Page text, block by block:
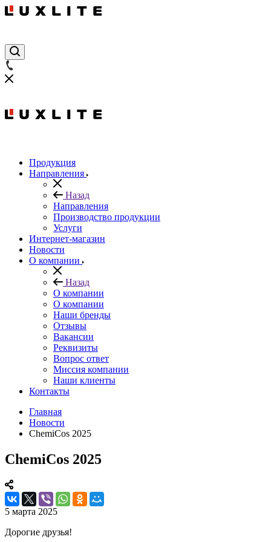
Продукция
Направления
Назад
Направления
Производство продукции
Услуги
Интернет-магазин
Новости
О компании
Назад
О компании
О компании
Наши бренды
Отзывы
Вакансии
Реквизиты
Вопрос ответ
Миссия компании
Наши клиенты
Контакты
Главная
Новости
ChemiCos 2025
ChemiCos 2025
5 марта 2025
Дорогие друзья!